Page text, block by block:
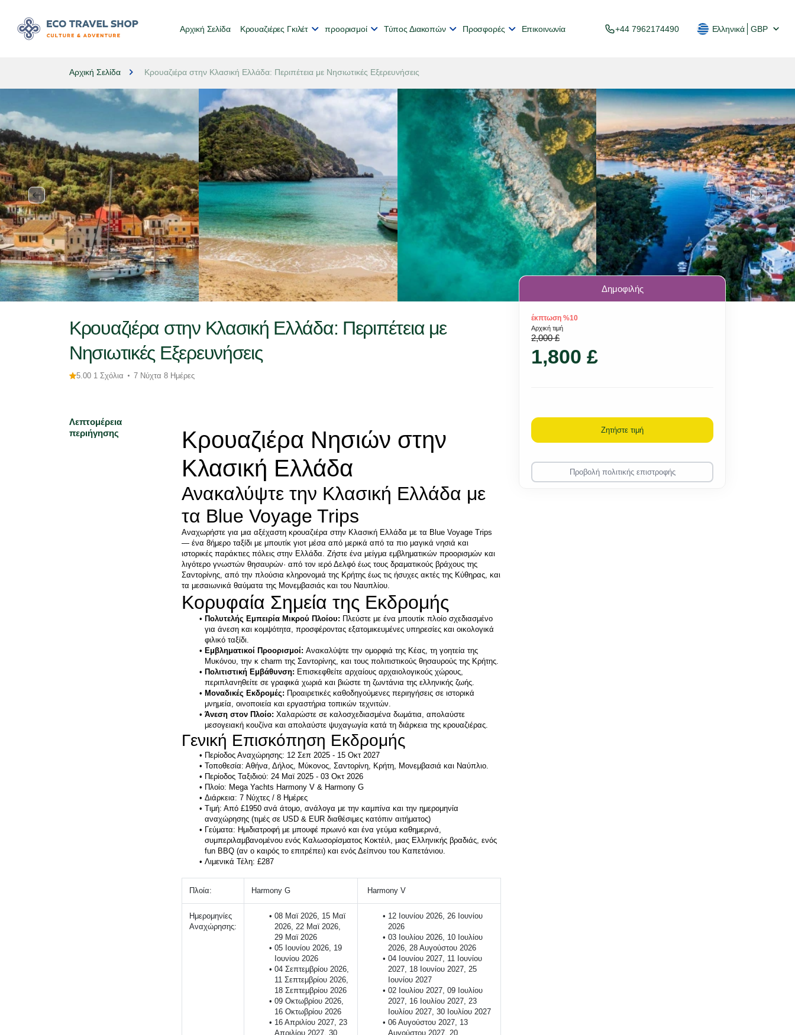
Αρχική Σελίδα Κρουαζιέρες Γκιλέτ προορισμοί Τύπος Διακοπών Προσφορές Επικοινωνία +44 7962174490 Ελληνικά GBP
Αρχική Σελίδα Κρουαζιέρα στην Κλασική Ελλάδα: Περιπέτεια με Νησιωτικές Εξερευνήσεις
Κρουαζιέρα στην Κλασική Ελλάδα: Περιπέτεια με
Νησιωτικές Εξερευνήσεις
5.00 1 Σχόλια 7 Νύχτα 8 Ημέρες
Λεπτομέρεια
περιήγησης
Κρουαζιέρα Νησιών στην
Κλασική Ελλάδα
Ανακαλύψτε την Κλασική Ελλάδα με
τα Blue Voyage Trips
Αναχωρήστε για μια αξέχαστη κρουαζιέρα στην Κλασική Ελλάδα με τα Blue Voyage Trips
— ένα 8ήμερο ταξίδι με μπουτίκ γιοτ μέσα από μερικά από τα πιο μαγικά νησιά και
ιστορικές παράκτιες πόλεις στην Ελλάδα. Ζήστε ένα μείγμα εμβληματικών προορισμών και
λιγότερο γνωστών θησαυρών· από τον ιερό Δελφό έως τους δραματικούς βράχους της
Σαντορίνης, από την πλούσια κληρονομιά της Κρήτης έως τις ήσυχες ακτές της Κύθηρας, και
τα μεσαιωνικά θαύματα της Μονεμβασιάς και του Ναυπλίου.
Πολυτελής Εμπειρία Μικρού Πλοίου: Πλεύστε με ένα μπουτίκ πλοίο σχεδιασμένο
για άνεση και κομψότητα, προσφέροντας εξατομικευμένες υπηρεσίες και οικολογικά
Εμβληματικοί Προορισμοί: Ανακαλύψτε την ομορφιά της Κέας, τη γοητεία της
Πολιτιστική Εμβάθυνση: Επισκεφθείτε αρχαίους αρχαιολογικούς χώρους,
Μοναδικές Εκδρομές: Προαιρετικές καθοδηγούμενες περιηγήσεις σε ιστορικά
Άνεση στον Πλοίο: Χαλαρώστε σε καλοσχεδιασμένα δωμάτια, απολαύστε
μεσογειακή κουζίνα και απολαύστε ψυχαγωγία κατά τη διάρκεια της κρουαζιέρας.
Γενική Επισκόπηση Εκδρομής
Περίοδος Αναχώρησης: 12 Σεπ 2025 - 15 Οκτ 2027
Τοποθεσία: Αθήνα, Δήλος, Μύκονος, Σαντορίνη, Κρήτη, Μονεμβασιά και Ναύπλιο.
Περίοδος Ταξιδιού: 24 Μαϊ 2025 - 03 Οκτ 2026
Πλοίο: Mega Yachts Harmony V & Harmony G
Διάρκεια: 7 Νύχτες / 8 Ημέρες
Τιμή: Από £1950 ανά άτομο, ανάλογα με την καμπίνα και την ημερομηνία
αναχώρησης (τιμές σε USD & EUR διαθέσιμες κατόπιν αιτήματος)
Γεύματα: Ημιδιατροφή με μπουφέ πρωινό και ένα γεύμα καθημερινά,
συμπεριλαμβανομένου ενός Καλωσορίσματος Κοκτέιλ, μιας Ελληνικής βραδιάς, ενός
fun BBQ (αν ο καιρός το επιτρέπει) και ενός Δείπνου του Καπετάνιου.
Λιμενικά Τέλη: £287
Πλοία: Harmony G Harmony V
Ημερομηνίες
Αναχώρησης:
08 Μαϊ 2026, 15 Μαϊ
2026, 22 Μαϊ 2026,
29 Μαϊ 2026
05 Ιουνίου 2026, 19
Ιουνίου 2026
04 Σεπτεμβρίου 2026,
11 Σεπτεμβρίου 2026,
18 Σεπτεμβρίου 2026
09 Οκτωβρίου 2026,
16 Οκτωβρίου 2026
16 Απριλίου 2027, 23
Απριλίου 2027, 30
12 Ιουνίου 2026, 26 Ιουνίου
2026
03 Ιουλίου 2026, 10 Ιουλίου
2026, 28 Αυγούστου 2026
04 Ιουνίου 2027, 11 Ιουνίου
2027, 18 Ιουνίου 2027, 25
Ιουνίου 2027
02 Ιουλίου 2027, 09 Ιουλίου
2027, 16 Ιουλίου 2027, 23
Ιουλίου 2027, 30 Ιουλίου 2027
06 Αυγούστου 2027, 13
Αυγούστου 2027, 20
Δημοφιλής
έκπτωση %10
Αρχική τιμή
2,000 £
1,800 £
Ζητήστε τιμή
Προβολή πολιτικής επιστροφής